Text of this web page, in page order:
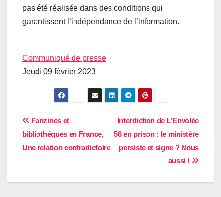
pas été réalisée dans des conditions qui
garantissent l’indépendance de l’information.
Communiqué de presse
Jeudi 09 février 2023
Navigation
de
Interdiction de L’Envolée
56 en prison : le ministère
persiste et signe ? Nous
aussi !
Fanzines et
bibliothèques en France,
Une relation contradictoire